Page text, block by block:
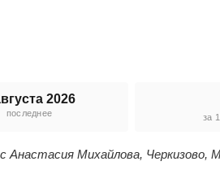
2026
последнее за
Анастасия Михайлова, Черкизово,